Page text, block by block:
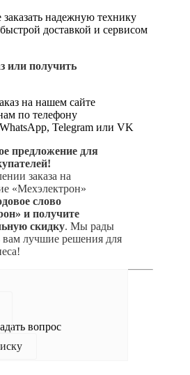
надежную технику
доставкой и сервисом
или получить
на нашем сайте
по телефону
Telegram или VK
предложение для
заказа на
«Мехэлектрон»
слово
и получите
скидку. Мы рады
вам лучшие решения для
вопрос